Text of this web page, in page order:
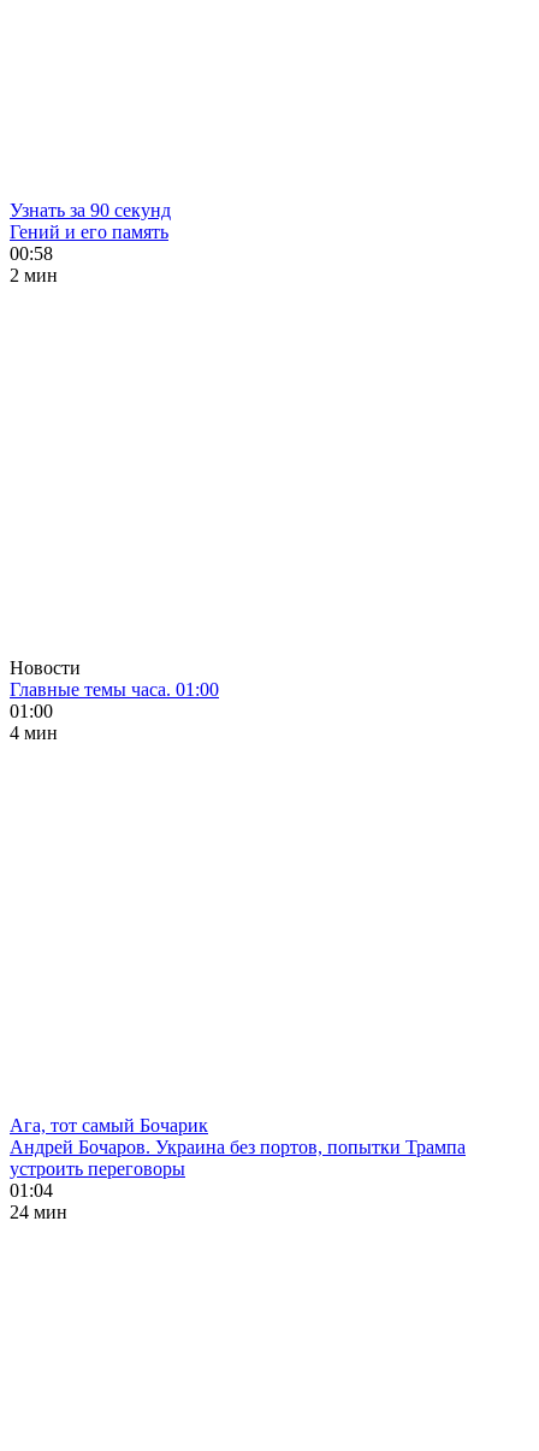
Узнать за 90 секунд
Гений и его память
00:58
2 мин
Новости
Главные темы часа. 01:00
01:00
4 мин
Ага, тот самый Бочарик
Андрей Бочаров. Украина без портов, попытки Трампа
устроить переговоры
01:04
24 мин